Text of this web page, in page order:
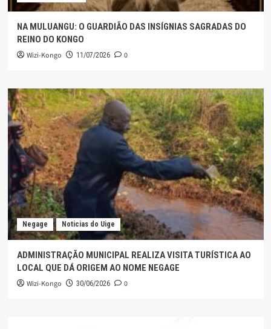
NA MULUANGU: O GUARDIÃO DAS INSÍGNIAS SAGRADAS DO
REINO DO KONGO
Wizi-Kongo 11/07/2026 0
Negage Noticias do Uige
ADMINISTRAÇÃO MUNICIPAL REALIZA VISITA TURÍSTICA AO
LOCAL QUE DÁ ORIGEM AO NOME NEGAGE
Wizi-Kongo 30/06/2026 0